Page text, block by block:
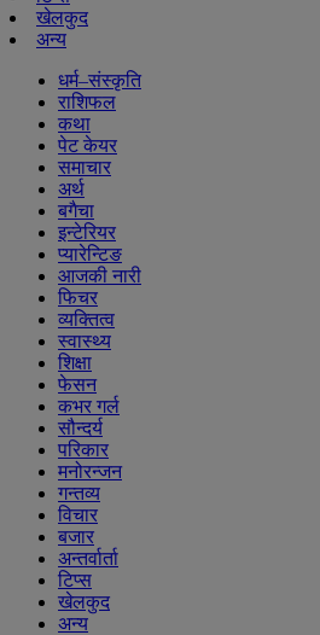
खेलकुद
अन्य
धर्म–संस्कृति
राशिफल
कथा
पेट केयर
समाचार
अर्थ
बगैचा
इन्टेरियर
प्यारेन्टिङ
आजकी नारी
फिचर
व्यक्तित्व
स्वास्थ्य
शिक्षा
फेसन
कभर गर्ल
सौन्दर्य
परिकार
मनोरन्जन
गन्तव्य
विचार
बजार
अन्तर्वार्ता
टिप्स
खेलकुद
अन्य